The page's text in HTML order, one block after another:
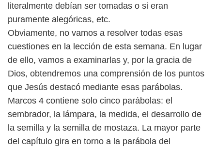
literalmente debían ser tomadas o si eran
puramente alegóricas, etc.
Obviamente, no vamos a resolver todas esas
cuestiones en la lección de esta semana. En lugar
de ello, vamos a examinarlas y, por la gracia de
Dios, obtendremos una comprensión de los puntos
que Jesús destacó mediante esas parábolas.
Marcos 4 contiene solo cinco parábolas: el
sembrador, la lámpara, la medida, el desarrollo de
la semilla y la semilla de mostaza. La mayor parte
del capítulo gira en torno a la parábola del